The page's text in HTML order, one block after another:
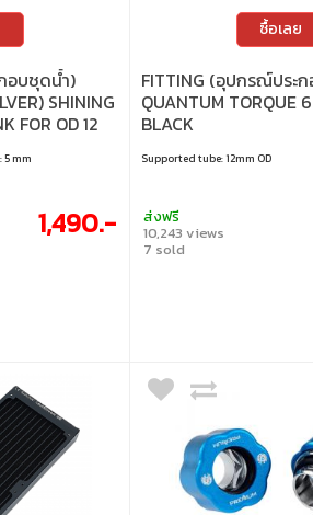
อบชุดน้ำ)
SHINING
FOR OD 12
5 mm
1,490.-
ซื้อเลย
FITTING (อุปกรณ์ประ
QUANTUM TORQUE
BLACK
Supported tube: 12mm OD
ส่งฟรี
10,243 views
7 sold